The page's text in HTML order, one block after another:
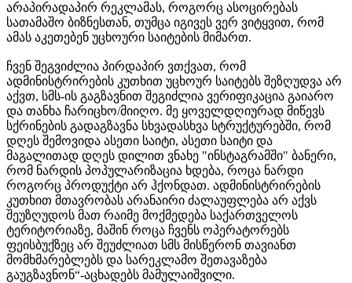
არაპირადაპირ რეკლამას, როგორც ასოცირებას
სათამაშო ბიზნესთან, თუმცა იგივეს ვერ ვიტყვით, რომ
ამას აკეთებენ უცხოური საიტების მიმართ.
ჩვენ შეგვიძლია პირდაპირ ვთქვათ, რომ
ადმინისტრირების კუთხით უცხოურ საიტებს შეზღუდვა არ
აქვთ, სმს-ის გაგზავნით შეგიძლია ვერიფიკაცია გაიარო
და თანხა ჩარიცხო/მიიღო. მე ყოველდღიურად მიწევს
სქრინების გადაგზავნა სხვადასხვა სტრუქტურებში, რომ
დღეს შემოვიდა ასეთი საიტი, ასეთი საიტი და
მაგალითად დღეს დილით ვნახე "ინსტაგრამში" ბანერი,
რომ ნარდის პოპულარიზაცია ხდება, როცა ნარდი
როგორც პროდუქტი არ ჰქონდათ. ადმინისტრირების
კუთხით მთავრობას არანაირი ძალაუფლება არ აქვს
შეუზღუდოს მათ რაიმე მოქმედება საქართველოს
ტერიტორიაზე, მაშინ როცა ჩვენს ოპერატორებს
ფეისბუქზეც არ შეუძლიათ სმს მისწერონ თავიანთ
მომხმარებლებს და სარეკლამო შეთავაზება
გაუგზავნონ“-აცხადებს მამულაიშვილი.